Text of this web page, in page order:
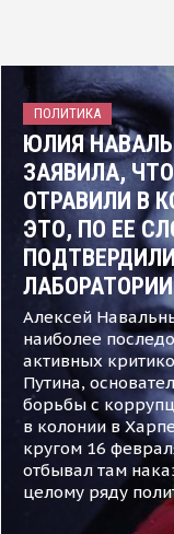
ПОЛИТИКА
ЮЛИЯ
ЗАЯВИЛА,
ОТРАВИЛИ В
ЭТО, ПО ЕЕ
ЛАБОРАТОРИИ
Алексей
наиболее
активных
Путина,
борьбы с
в колонии в
кругом 16
отбывал там
целому ряду